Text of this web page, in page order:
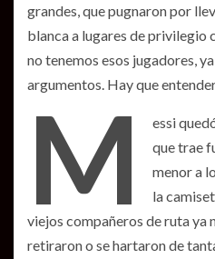
grandes, que pugnaron por
blanca a lugares de privilegio
no tenemos esos jugadores,
argumentos. Hay que
M
essi
que trae
menor a
la
viejos compañeros de ruta ya
retiraron o se hartaron de